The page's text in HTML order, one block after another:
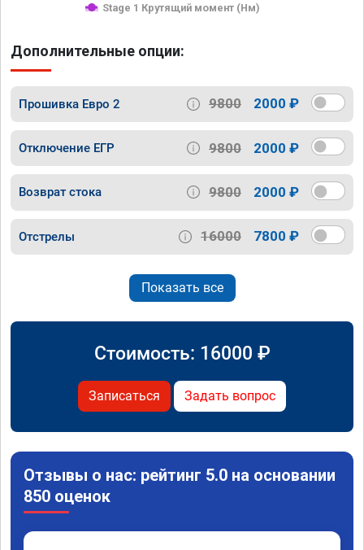
Stage 1 Крутящий момент (Нм)
Дополнительные опции:
Прошивка Евро 2 9800 2000 ₽
Отключение ЕГР 9800 2000 ₽
Возврат стока 9800 2000 ₽
Отстрелы 16000 7800 ₽
Показать все
Стоимость: 16000 ₽
Записаться Задать вопрос
Отзывы о нас: рейтинг 5.0 на основании
850 оценок